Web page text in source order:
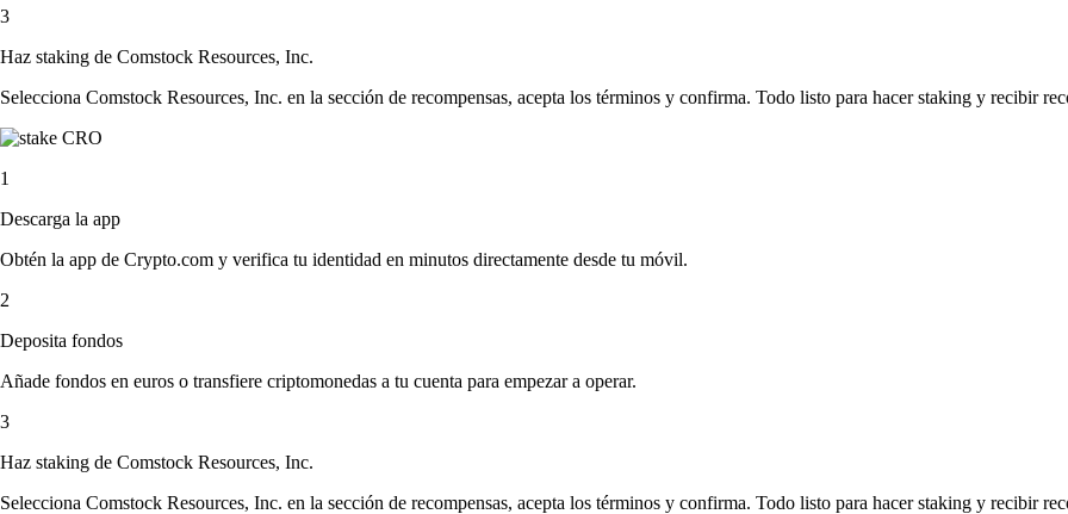
3
Haz staking de Comstock Resources, Inc.
Selecciona Comstock Resources, Inc. en la sección de recompensas, acepta los términos y confirma. Todo listo para hacer staking y recibir
1
Descarga la app
Obtén la app de Crypto.com y verifica tu identidad en minutos directamente desde tu móvil.
2
Deposita fondos
Añade fondos en euros o transfiere criptomonedas a tu cuenta para empezar a operar.
3
Haz staking de Comstock Resources, Inc.
Selecciona Comstock Resources, Inc. en la sección de recompensas, acepta los términos y confirma. Todo listo para hacer staking y recibir